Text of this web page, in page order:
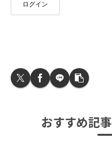
ログイン
おすすめ記事